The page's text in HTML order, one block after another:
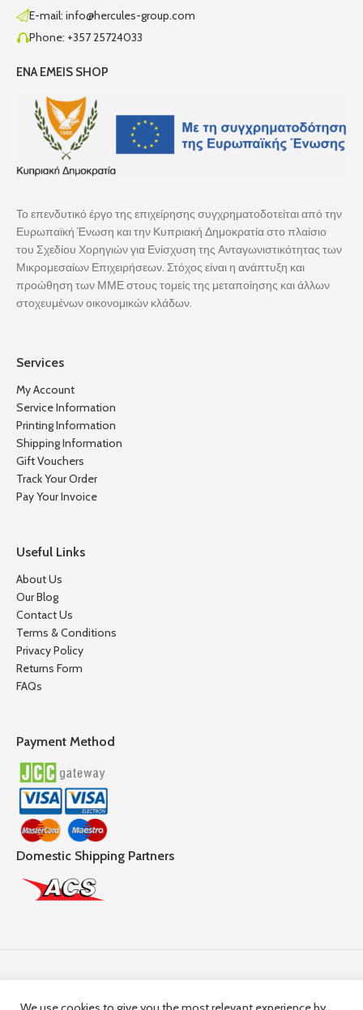
E-mail: info@hercules-group.com
Phone: +357 25724033
ENA EMEIS SHOP
Το επενδυτικό έργο της επιχείρησης συγχρηματοδοτείται από την
Ευρωπαϊκή Ένωση και την Κυπριακή Δημοκρατία στο πλαίσιο
του Σχεδίου Χορηγιών για Ενίσχυση της Ανταγωνιστικότητας των
Μικρομεσαίων Επιχειρήσεων. Στόχος είναι η ανάπτυξη και
προώθηση των ΜΜΕ στους τομείς της μεταποίησης και άλλων
στοχευμένων οικονομικών κλάδων.
Services
My Account
Service Information
Printing Information
Shipping Information
Gift Vouchers
Track Your Order
Pay Your Invoice
Useful Links
About Us
Our Blog
Contact Us
Terms & Conditions
Privacy Policy
Returns Form
FAQs
Payment Method
Domestic Shipping Partners